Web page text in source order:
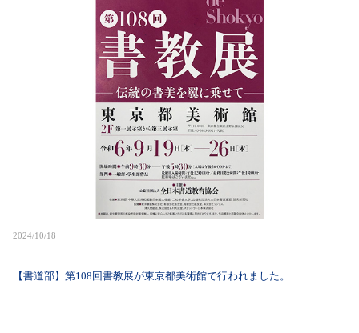
2024/10/18
【書道部】第108回書教展が東京都美術館で行われました。